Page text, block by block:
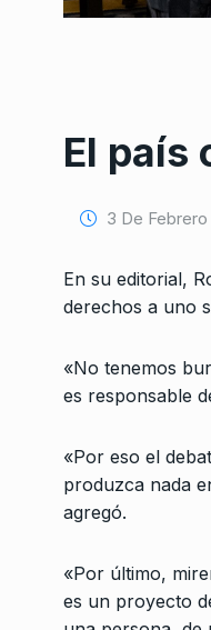
El país
3 De
En su editorial,
derechos a uno
«No tenemos
es responsable
«Por eso el
produzca nada
agregó.
«Por último,
es un proyecto